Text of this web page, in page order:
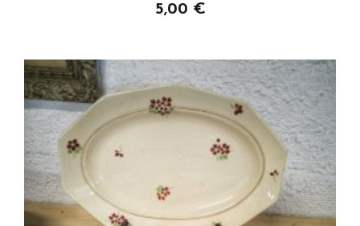
5,00 €